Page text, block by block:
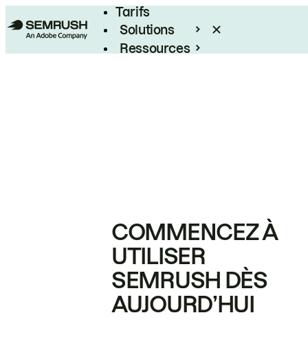
Tarifs
Solutions
Ressources
COMMENCEZ À
UTILISER
SEMRUSH DÈS
AUJOURD’HUI